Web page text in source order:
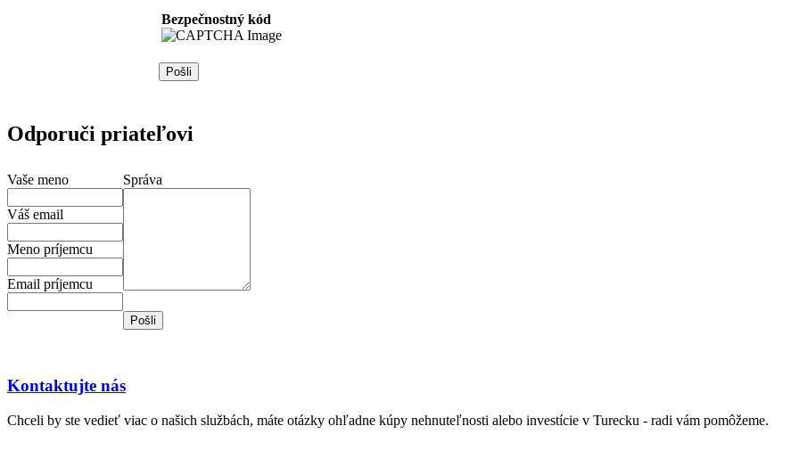
Bezpečnostný kód
Odporuči priateľovi
Vaše meno
Váš email
Meno príjemcu
Email príjemcu
Správa
Kontaktujte nás
Chceli by ste vedieť viac o našich službách, máte otázky ohľadne kúpy nehnuteľnosti alebo investície v Turecku - radi vám pomôžeme.